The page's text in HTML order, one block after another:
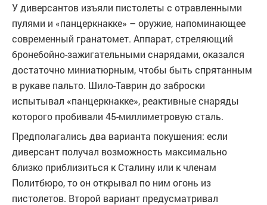
У диверсантов изъяли пистолеты с отравленными
пулями и «панцеркнакке» – оружие, напоминающее
современный гранатомет. Аппарат, стреляющий
бронебойно-зажигательными снарядами, оказался
достаточно миниатюрным, чтобы быть спрятанным
в рукаве пальто. Шило-Таврин до заброски
испытывал «панцеркнакке», реактивные снаряды
которого пробивали 45-миллиметровую сталь.
Предполагались два варианта покушения: если
диверсант получал возможность максимально
близко приблизиться к Сталину или к членам
Политбюро, то он открывал по ним огонь из
пистолетов. Второй вариант предусматривал